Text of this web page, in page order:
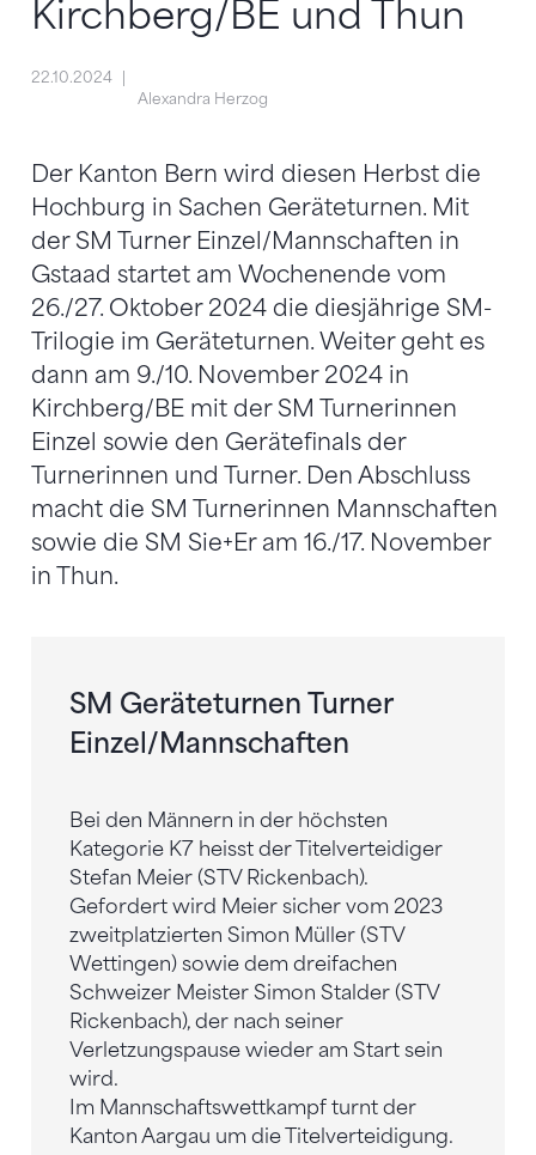
Kirchberg/BE und Thun
22.10.2024
Alexandra Herzog
Der Kanton Bern wird diesen Herbst die
Hochburg in Sachen Geräteturnen. Mit
der SM Turner Einzel/Mannschaften in
Gstaad startet am Wochenende vom
26./27. Oktober 2024 die diesjährige SM-
Trilogie im Geräteturnen. Weiter geht es
dann am 9./10. November 2024 in
Kirchberg/BE mit der SM Turnerinnen
Einzel sowie den Gerätefinals der
Turnerinnen und Turner. Den Abschluss
macht die SM Turnerinnen Mannschaften
sowie die SM Sie+Er am 16./17. November
in Thun.
SM Geräteturnen Turner
Einzel/Mannschaften
Bei den Männern in der höchsten
Kategorie K7 heisst der Titelverteidiger
Stefan Meier (STV Rickenbach).
Gefordert wird Meier sicher vom 2023
zweitplatzierten Simon Müller (STV
Wettingen) sowie dem dreifachen
Schweizer Meister Simon Stalder (STV
Rickenbach), der nach seiner
Verletzungspause wieder am Start sein
wird.
Im Mannschaftswettkampf turnt der
Kanton Aargau um die Titelverteidigung.